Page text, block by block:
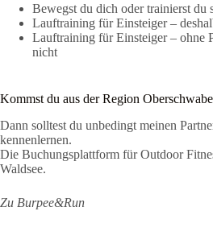
Bewegst du dich oder trainierst du
Lauftraining für Einsteiger –
Lauftraining für Einsteiger – ohne
nicht
Kommst du aus der Region
Dann solltest du unbedingt meinen
kennenlernen.
Die Buchungsplattform für Outdoor
Waldsee.
Zu Burpee&Run